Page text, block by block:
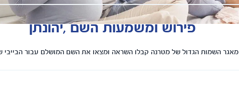
פירוש ומשמעות השם ,יהונתן
מאגר השמות הגדול של מטרנה קבלו השראה ומצאו את השם המושלם עבור הבייבי